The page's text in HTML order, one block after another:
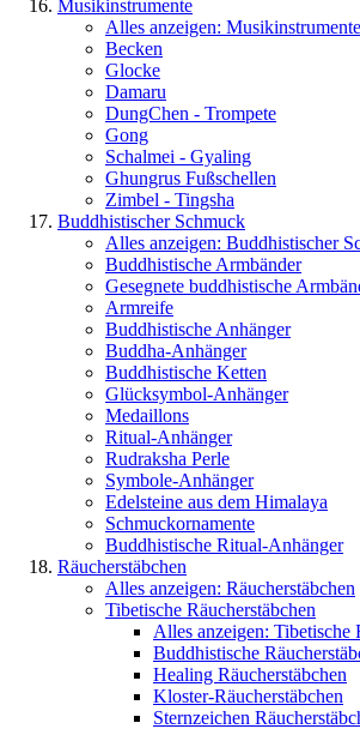
Musikinstrumente
Alles anzeigen: Musikinstrumente
Becken
Glocke
Damaru
DungChen - Trompete
Gong
Schalmei - Gyaling
Ghungrus Fußschellen
Zimbel - Tingsha
Buddhistischer Schmuck
Alles anzeigen: Buddhistischer
Buddhistische Armbänder
Gesegnete buddhistische
Armreife
Buddhistische Anhänger
Buddha-Anhänger
Buddhistische Ketten
Glücksymbol-Anhänger
Medaillons
Ritual-Anhänger
Rudraksha Perle
Symbole-Anhänger
Edelsteine aus dem Himalaya
Schmuckornamente
Buddhistische Ritual-Anhänger
Räucherstäbchen
Alles anzeigen: Räucherstäbchen
Tibetische Räucherstäbchen
Alles anzeigen: Tibetische
Buddhistische
Healing Räucherstäbchen
Kloster-Räucherstäbchen
Sternzeichen